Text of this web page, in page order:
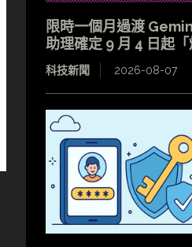
限時一個月過渡
助理確定 9 月 4 日起「
科技新聞 2026-08-07